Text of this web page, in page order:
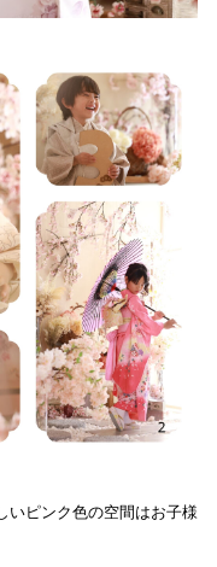
いピンク色の空間はお子様